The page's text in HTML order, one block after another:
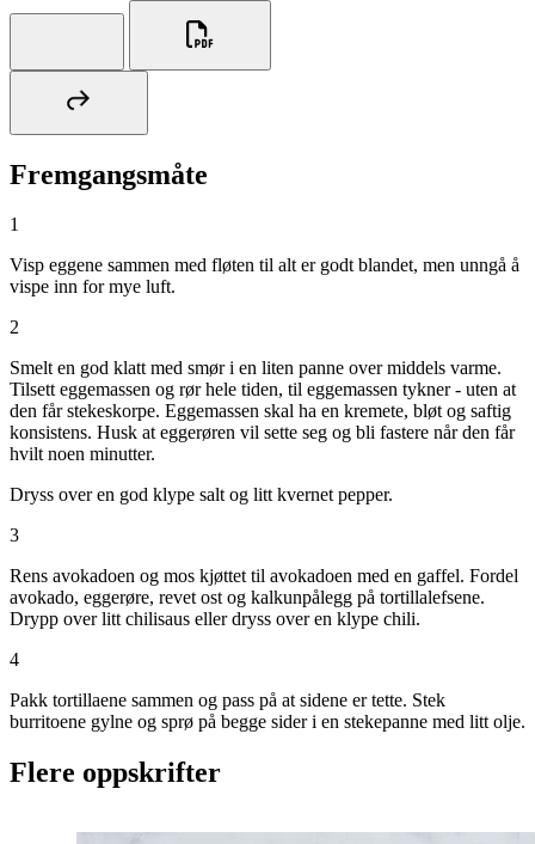
Fremgangsmåte
1
Visp eggene sammen med fløten til alt er godt blandet, men unngå å
vispe inn for mye luft.
2
Smelt en god klatt med smør i en liten panne over middels varme.
Tilsett eggemassen og rør hele tiden, til eggemassen tykner - uten at
den får stekeskorpe. Eggemassen skal ha en kremete, bløt og saftig
konsistens. Husk at eggerøren vil sette seg og bli fastere når den får
hvilt noen minutter.
Dryss over en god klype salt og litt kvernet pepper.
3
Rens avokadoen og mos kjøttet til avokadoen med en gaffel. Fordel
avokado, eggerøre, revet ost og kalkunpålegg på tortillalefsene.
Drypp over litt chilisaus eller dryss over en klype chili.
4
Pakk tortillaene sammen og pass på at sidene er tette. Stek
burritoene gylne og sprø på begge sider i en stekepanne med litt olje.
Flere oppskrifter